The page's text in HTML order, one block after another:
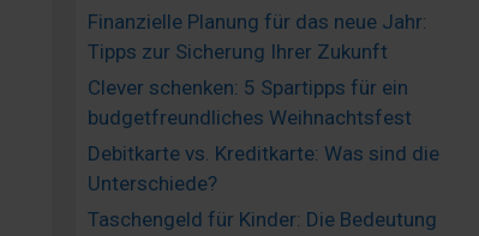
Finanzielle Planung für das neue Jahr:
Tipps zur Sicherung Ihrer Zukunft
Clever schenken: 5 Spartipps für ein
budgetfreundliches Weihnachtsfest
Debitkarte vs. Kreditkarte: Was sind die
Unterschiede?
Taschengeld für Kinder: Die Bedeutung